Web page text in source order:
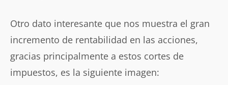
Otro dato interesante que nos muestra el gran
incremento de rentabilidad en las acciones,
gracias principalmente a estos cortes de
impuestos, es la siguiente imagen: